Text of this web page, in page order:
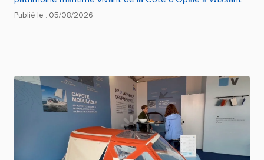
Publié le : 05/08/2026